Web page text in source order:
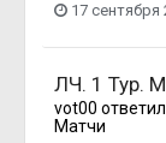
17 сентября
ЛЧ. 1 Тур.
vot00
Матчи